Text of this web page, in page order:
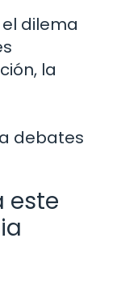
dilema
la
debates
este